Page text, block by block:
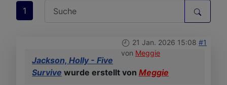
1
21 Jan. 2026 15:08 #1
von Meggie
Jackson, Holly - Five
Survive wurde erstellt von Meggie